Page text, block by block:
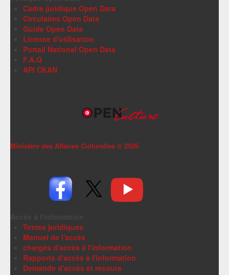
Cadre juridique Open Data
Circulaires Open Data
Guide Open Data
Licence d'utilisation
Portail National Open Data
F.A.Q
API CKAN
Ministère des Affaires Culturelles © 2026
Textes juridiques
Manuel de l'accès
chargés d'accès à l'information
Rapports d'accès à l'information
Demande d'accès et recours